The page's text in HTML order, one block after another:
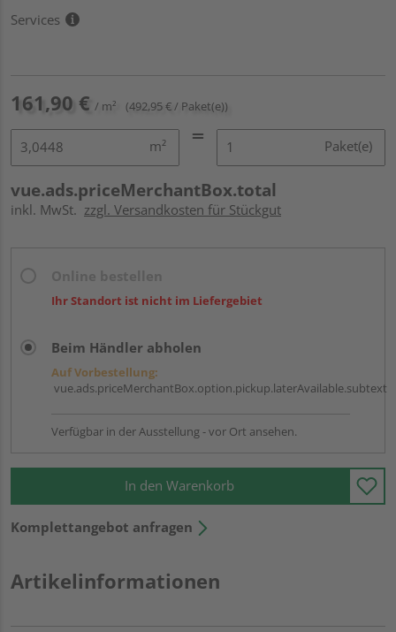
Services
161,90 € / m² (492,95 € / Paket(e))
m² Paket(e)
vue.ads.priceMerchantBox.total
inkl. MwSt. zzgl. Versandkosten für Stückgut
Ihr Standort ist nicht im Liefergebiet
Beim Händler abholen
Auf Vorbestellung:
vue.ads.priceMerchantBox.option.pickup.laterAvailable.subtext
Verfügbar in der Ausstellung - vor Ort ansehen.
In den Warenkorb
Komplettangebot anfragen
Artikelinformationen